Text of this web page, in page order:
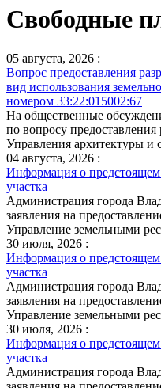
Свободные
05 августа, 2026 :
Вопрос предоставления
вид использования
номером 33:22:015002:67
На общественные
по вопросу предоставления
Управления архитектуры и
04 августа, 2026 :
Информация о предстоящем
участка
Администрация города
заявления на
Управление земельными
30 июля, 2026 :
Информация о предстоящем
участка
Администрация города
заявления на
Управление земельными
30 июля, 2026 :
Информация о предстоящем
участка
Администрация города